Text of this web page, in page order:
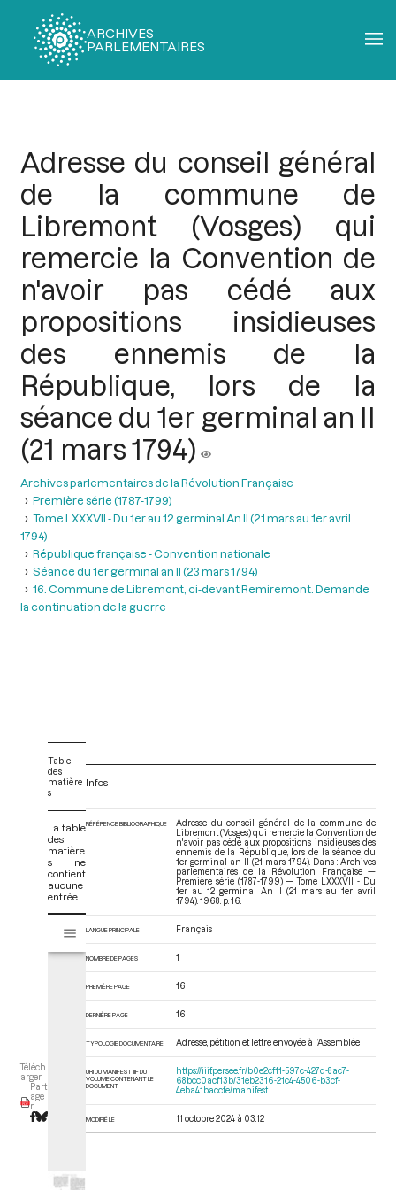
ARCHIVES
PARLEMENTAIRES
Adresse du conseil général
de la commune de
Libremont (Vosges) qui
remercie la Convention de
n'avoir pas cédé aux
propositions insidieuses
des ennemis de la
République, lors de la
séance du 1er germinal an II
(21 mars 1794)
Archives parlementaires de la Révolution Française
Première série (1787-1799)
Tome LXXXVII - Du 1er au 12 germinal An II (21 mars au 1er avril
1794)
République française - Convention nationale
Séance du 1er germinal an II (23 mars 1794)
16. Commune de Libremont, ci-devant Remiremont. Demande
la continuation de la guerre
Téléch
arger
Part
age
r
Table
des
matière
s
La table
des
matière
s ne
contient
aucune
entrée.
s
d
Tome LXXXVII - Du 1er au 12 germinal An II (21 mars au 1er avril 1794)
Infos
RÉFÉRENCE BIBLIOGRAPHIQUE
Adresse du conseil général de la commune de
Libremont (Vosges) qui remercie la Convention de
n'avoir pas cédé aux propositions insidieuses des
ennemis de la République, lors de la séance du
1er germinal an II (21 mars 1794). Dans : Archives
parlementaires de la Révolution Française —
Première série (1787-1799) — Tome LXXXVII - Du
1er au 12 germinal An II (21 mars au 1er avril
1794). 1968. p. 16.
LANGUE PRINCIPALE Français
NOMBRE DE PAGES 1
PREMIÈRE PAGE 16
DERNIÈRE PAGE 16
TYPOLOGIE DOCUMENTAIRE Adresse, pétition et lettre envoyée à l’Assemblée
URI DU MANIFEST IIIF DU
VOLUME CONTENANT LE
DOCUMENT
https://iiif.persee.fr/b0e2cf11-597c-427d-8ac7-
68bcc0acf13b/31eb2316-21c4-4506-b3cf-
4eba41baccfe/manifest
MODIFIÉ LE 11 octobre 2024 à 03:12